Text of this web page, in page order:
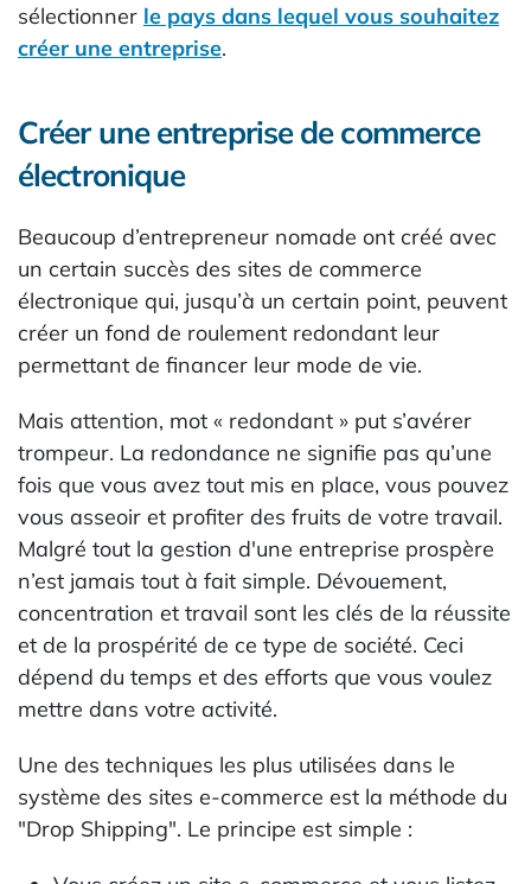
sélectionner le pays dans lequel vous souhaitez
créer une entreprise.
Créer une entreprise de commerce
électronique
Beaucoup d’entrepreneur nomade ont créé avec
un certain succès des sites de commerce
électronique qui, jusqu’à un certain point, peuvent
créer un fond de roulement redondant leur
permettant de financer leur mode de vie.
Mais attention, mot « redondant » put s’avérer
trompeur. La redondance ne signifie pas qu’une
fois que vous avez tout mis en place, vous pouvez
vous asseoir et profiter des fruits de votre travail.
Malgré tout la gestion d'une entreprise prospère
n’est jamais tout à fait simple. Dévouement,
concentration et travail sont les clés de la réussite
et de la prospérité de ce type de société. Ceci
dépend du temps et des efforts que vous voulez
mettre dans votre activité.
Une des techniques les plus utilisées dans le
système des sites e-commerce est la méthode du
"Drop Shipping". Le principe est simple :